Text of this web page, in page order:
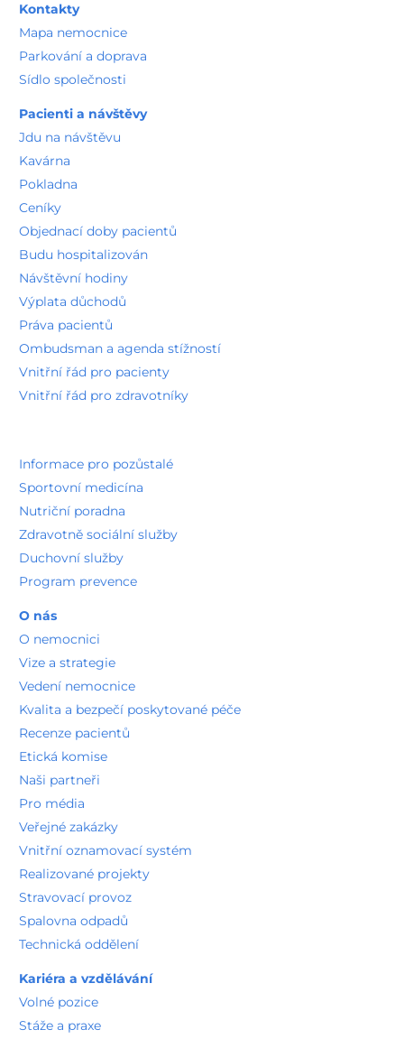
Kontakty
Mapa nemocnice
Parkování a doprava
Sídlo společnosti
Pacienti a návštěvy
Jdu na návštěvu
Kavárna
Pokladna
Ceníky
Objednací doby pacientů
Budu hospitalizován
Návštěvní hodiny
Výplata důchodů
Práva pacientů
Ombudsman a agenda stížností
Vnitřní řád pro pacienty
Vnitřní řád pro zdravotníky
Informace pro pozůstalé
Sportovní medicína
Nutriční poradna
Zdravotně sociální služby
Duchovní služby
Program prevence
O nás
O nemocnici
Vize a strategie
Vedení nemocnice
Kvalita a bezpečí poskytované péče
Recenze pacientů
Etická komise
Naši partneři
Pro média
Veřejné zakázky
Vnitřní oznamovací systém
Realizované projekty
Stravovací provoz
Spalovna odpadů
Technická oddělení
Kariéra a vzdělávání
Volné pozice
Stáže a praxe